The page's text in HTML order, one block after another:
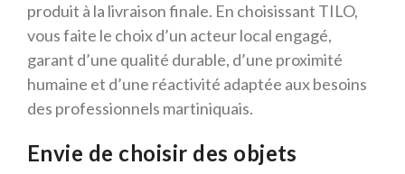
produit à la livraison finale. En choisissant TILO,
vous faite le choix d’un acteur local engagé,
garant d’une qualité durable, d’une proximité
humaine et d’une réactivité adaptée aux besoins
des professionnels martiniquais.
Envie de choisir des objets